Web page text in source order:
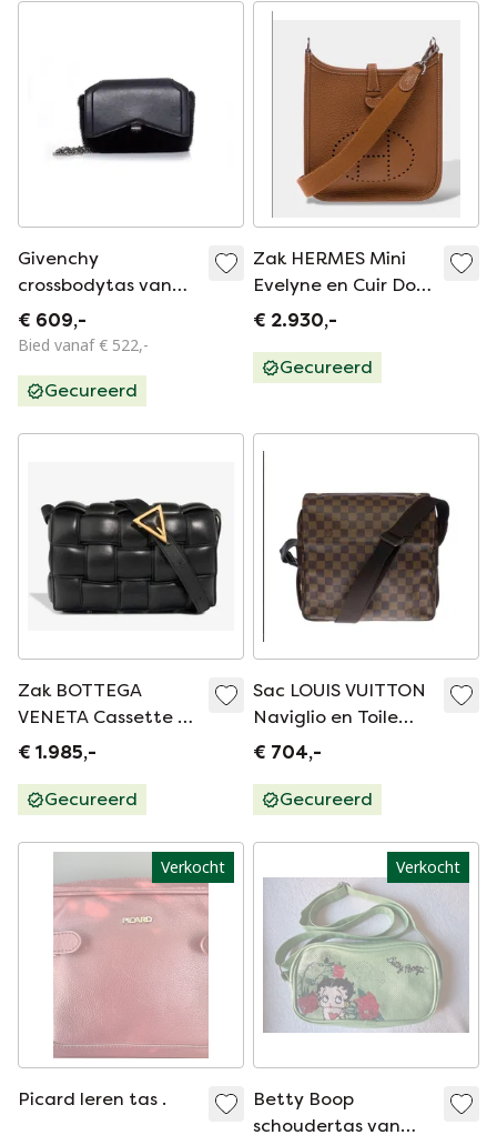
Givenchy
crossbodytas van
nertsbont met strik.
€ 609,-
Bied vanaf € 522,-
Gecureerd
Zak HERMES Mini
Evelyne en Cuir Doré
- 103279
€ 2.930,-
Gecureerd
Zak BOTTEGA
VENETA Cassette en
Cuir Noir - 103231
€ 1.985,-
Gecureerd
Sac LOUIS VUITTON
Naviglio en Toile
Marron - 100238
€ 704,-
Gecureerd
Verkocht
Picard leren tas .
Verkocht
Betty Boop
schoudertas van